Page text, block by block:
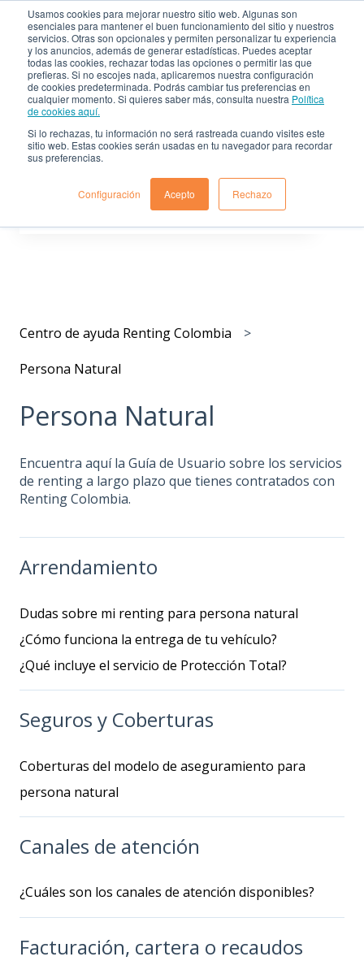
Usamos cookies para mejorar nuestro sitio web. Algunas son
esenciales para mantener el buen funcionamiento del sitio y nuestros
servicios. Otras son opcionales y permiten personalizar tu experiencia
y los anuncios, además de generar estadísticas. Puedes aceptar
todas las cookies, rechazar todas las opciones o permitir las que
prefieras. Si no escojes nada, aplicaremos nuestra configuración
de cookies predeterminada. Podrás cambiar tus preferencias en
cualquier momento. Si quieres saber más, consulta nuestra Política
de cookies aquí.
Si lo rechazas, tu información no será rastreada cuando visites este
sitio web. Estas cookies serán usadas en tu navegador para recordar
sus preferencias.
Configuración Acepto Rechazo
Centro de ayuda de
Renting Colombia
Sitio
web
Déjanos resolver tus dudas
Centro de ayuda Renting Colombia
Persona Natural
Persona Natural
Encuentra aquí la Guía de Usuario sobre los servicios
de renting a largo plazo que tienes contratados con
Renting Colombia.
Arrendamiento
Dudas sobre mi renting para persona natural
¿Cómo funciona la entrega de tu vehículo?
¿Qué incluye el servicio de Protección Total?
Seguros y Coberturas
Coberturas del modelo de aseguramiento para
persona natural
Canales de atención
¿Cuáles son los canales de atención disponibles?
Facturación, cartera o recaudos